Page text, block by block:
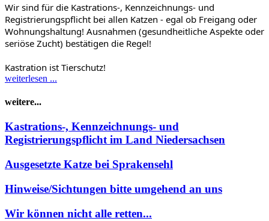
Wir sind für die Kastrations-, Kennzeichnungs- und
Registrierungspflicht bei allen Katzen - egal ob Freigang oder
Wohnungshaltung! Ausnahmen (gesundheitliche Aspekte oder
seriöse Zucht) bestätigen die Regel!
Kastration ist Tierschutz!
weiterlesen ...
weitere...
Kastrations-, Kennzeichnungs- und
Registrierungspflicht im Land Niedersachsen
Ausgesetzte Katze bei Sprakensehl
Hinweise/Sichtungen bitte umgehend an uns
Wir können nicht alle retten...